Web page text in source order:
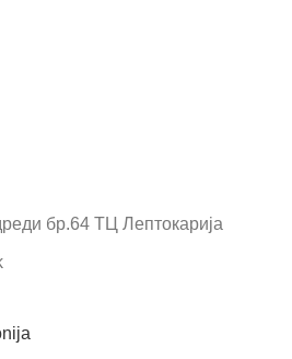
бр.64 ТЦ Лептокарија